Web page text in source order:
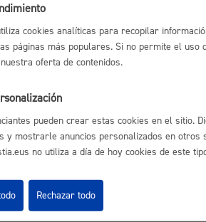
cookies analíticas para recopilar
páginas más populares. Si no permite el
oferta de contenidos.
pueden crear estas cookies en el sitio.
y mostrarle anuncios personalizados en otros
no utiliza a día de hoy cookies de este
Rechazar todo